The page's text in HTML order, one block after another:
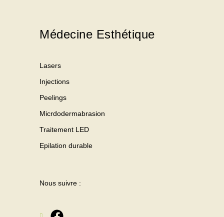
Médecine Esthétique
Lasers
Injections
Peelings
Micrdodermabrasion
Traitement LED
Epilation durable
Nous suivre :